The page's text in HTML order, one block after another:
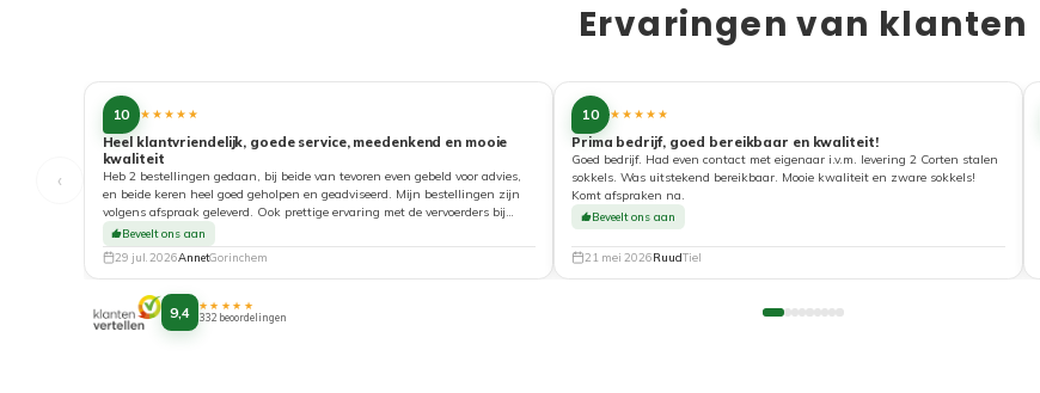
Ervaringen van klanten
‹
10 ★★★★★
Heel klantvriendelijk, goede service, meedenkend en mooie
kwaliteit
Heb 2 bestellingen gedaan, bij beide van tevoren even gebeld voor advies,
en beide keren heel goed geholpen en geadviseerd. Mijn bestellingen zijn
volgens afspraak geleverd. Ook prettige ervaring met de vervoerders bij
aflevering. Top!
Beveelt ons aan
29 jul. 2026AnnetGorinchem
10 ★★★★★
Prima bedrijf, goed bereikbaar en kwaliteit!
Goed bedrijf. Had even contact met eigenaar i.v.m. levering 2 Corten stalen
sokkels. Was uitstekend bereikbaar. Mooie kwaliteit en zware sokkels!
Komt afspraken na.
Beveelt ons aan
21 mei 2026RuudTiel
9,4 ★★★★★
332 beoordelingen